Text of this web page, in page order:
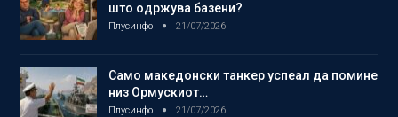
што одржува базени?
Плусинфо 21/07/2026
Само македонски танкер успеал да помине
низ Ормускиот…
Плусинфо 21/07/2026